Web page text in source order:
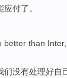
应付了。
better than Inter,
们没有处理好自